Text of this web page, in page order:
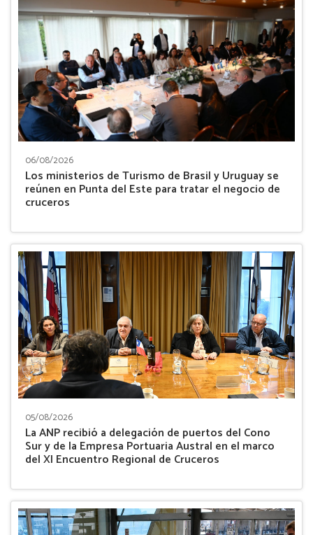
06/08/2026
Los ministerios de Turismo de Brasil y Uruguay se
reúnen en Punta del Este para tratar el negocio de
cruceros
05/08/2026
La ANP recibió a delegación de puertos del Cono
Sur y de la Empresa Portuaria Austral en el marco
del XI Encuentro Regional de Cruceros